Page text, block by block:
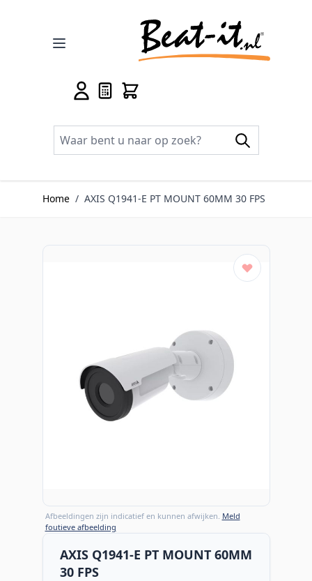
Home / AXIS Q1941-E PT MOUNT 60MM 30 FPS
Afbeeldingen zijn indicatief en kunnen afwijken. Meld
foutieve afbeelding
AXIS Q1941-E PT MOUNT 60MM
30 FPS